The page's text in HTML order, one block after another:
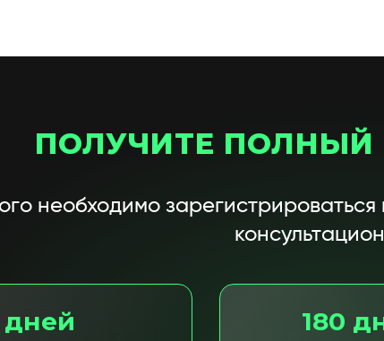
ПОЛУЧИТЕ ПОЛНЫЙ
необходимо
дней 180